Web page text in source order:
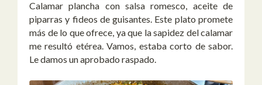
Calamar plancha con salsa romesco, aceite de
piparras y fideos de guisantes. Este plato promete
más de lo que ofrece, ya que la sapidez del calamar
me resultó etérea. Vamos, estaba corto de sabor.
Le damos un aprobado raspado.